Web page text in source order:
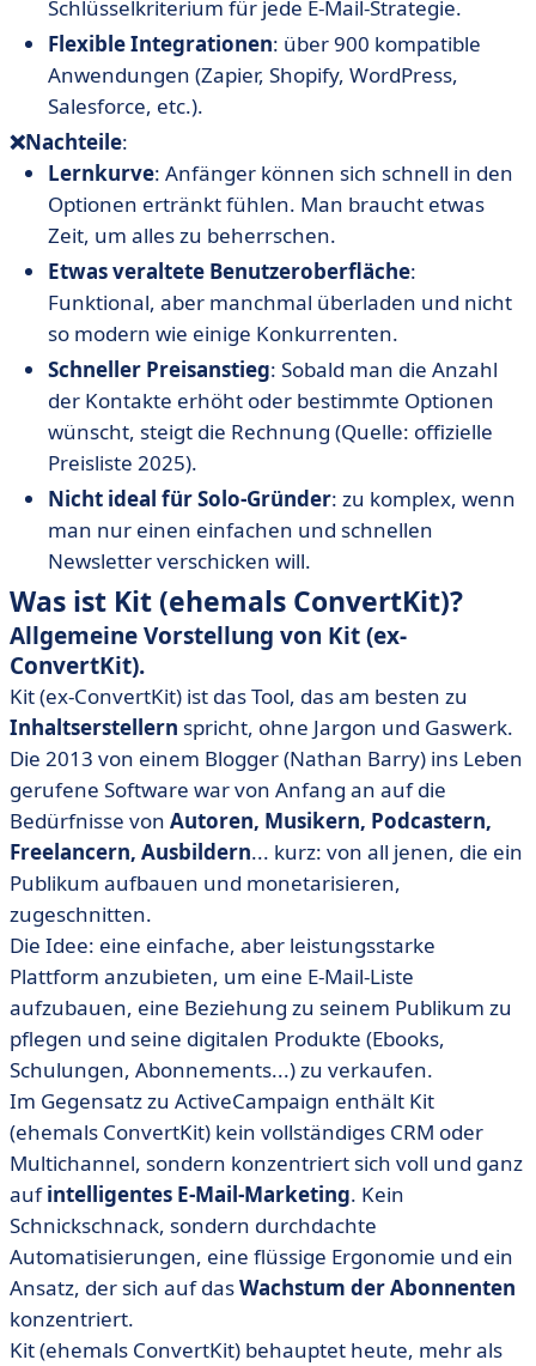
Schlüsselkriterium für jede E-Mail-Strategie.
Flexible Integrationen: über 900 kompatible
Anwendungen (Zapier, Shopify, WordPress,
Salesforce, etc.).
❌Nachteile:
Lernkurve: Anfänger können sich schnell in den
Optionen ertränkt fühlen. Man braucht etwas
Zeit, um alles zu beherrschen.
Etwas veraltete Benutzeroberfläche:
Funktional, aber manchmal überladen und nicht
so modern wie einige Konkurrenten.
Schneller Preisanstieg: Sobald man die Anzahl
der Kontakte erhöht oder bestimmte Optionen
wünscht, steigt die Rechnung (Quelle: offizielle
Preisliste 2025).
Nicht ideal für Solo-Gründer: zu komplex, wenn
man nur einen einfachen und schnellen
Newsletter verschicken will.
Was ist Kit (ehemals ConvertKit)?
Allgemeine Vorstellung von Kit (ex-
ConvertKit).
Kit (ex-ConvertKit) ist das Tool, das am besten zu
Inhaltserstellern spricht, ohne Jargon und Gaswerk.
Die 2013 von einem Blogger (Nathan Barry) ins Leben
gerufene Software war von Anfang an auf die
Bedürfnisse von Autoren, Musikern, Podcastern,
Freelancern, Ausbildern... kurz: von all jenen, die ein
Publikum aufbauen und monetarisieren,
zugeschnitten.
Die Idee: eine einfache, aber leistungsstarke
Plattform anzubieten, um eine E-Mail-Liste
aufzubauen, eine Beziehung zu seinem Publikum zu
pflegen und seine digitalen Produkte (Ebooks,
Schulungen, Abonnements...) zu verkaufen.
Im Gegensatz zu ActiveCampaign enthält Kit
(ehemals ConvertKit) kein vollständiges CRM oder
Multichannel, sondern konzentriert sich voll und ganz
aufintelligentes E-Mail-Marketing. Kein
Schnickschnack, sondern durchdachte
Automatisierungen, eine flüssige Ergonomie und ein
Ansatz, der sich auf dasWachstum der Abonnenten
konzentriert.
Kit (ehemals ConvertKit) behauptet heute, mehr als